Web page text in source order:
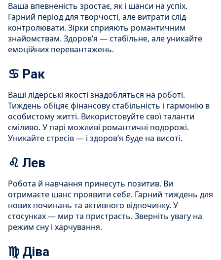
Ваша впевненість зростає, як і шанси на успіх.
Гарний період для творчості, але витрати слід
контролювати. Зірки сприяють романтичним
знайомствам. Здоров’я — стабільне, але уникайте
емоційних перевантажень.
♋ Рак
Ваші лідерські якості знадобляться на роботі.
Тиждень обіцяє фінансову стабільність і гармонію в
особистому житті. Використовуйте свої таланти
сміливо. У парі можливі романтичні подорожі.
Уникайте стресів — і здоров’я буде на висоті.
♌ Лев
Робота й навчання принесуть позитив. Ви
отримаєте шанс проявити себе. Гарний тиждень для
нових починань та активного відпочинку. У
стосунках — мир та пристрасть. Зверніть увагу на
режим сну і харчування.
♍ Діва